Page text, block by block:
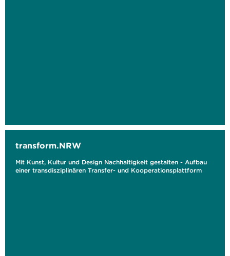
transform.NRW
Mit Kunst, Kultur und Design Nachhaltigkeit gestalten - Aufbau
einer transdisziplinären Transfer- und Kooperationsplattform